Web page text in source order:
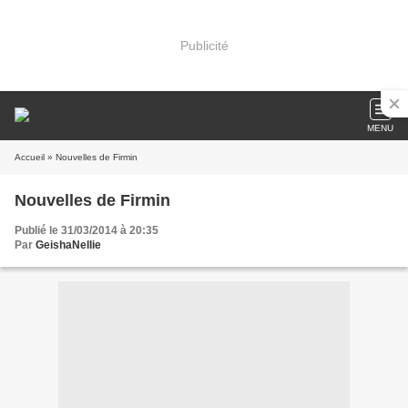
Publicité
MENU
Accueil » Nouvelles de Firmin
Nouvelles de Firmin
Publié le 31/03/2014 à 20:35
Par GeishaNellie